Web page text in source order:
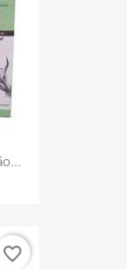
favorite_border